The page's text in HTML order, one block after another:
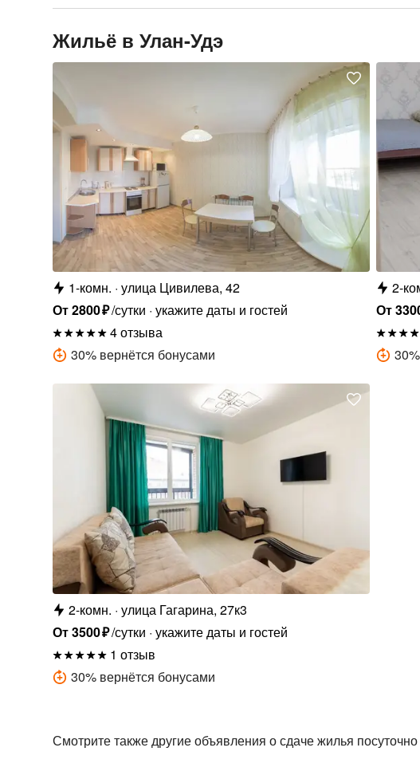
Жильё в Улан-Удэ
1-комн. улица Цивилева, 42
От2800₽/сутки укажите даты и гостей
4 отзыва
30% вернётся бонусами
2-
От
30%
2-комн. улица Гагарина, 27к3
От3500₽/сутки укажите даты и гостей
1 отзыв
30% вернётся бонусами
Смотрите также другие объявления о сдаче жилья посуточно